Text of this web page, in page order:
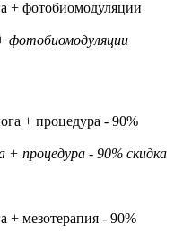
фотобиомодуляции
+ процедура - 90% скидка